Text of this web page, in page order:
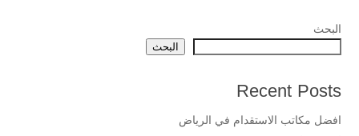
البحث
البحث
Recent Posts
افضل مكاتب الاستقدام في الرياض